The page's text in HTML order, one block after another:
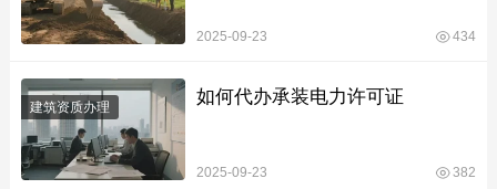
2025-09-23 434
建筑资质办理 如何代办承装电力许可证
2025-09-23 382